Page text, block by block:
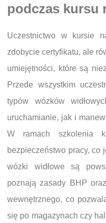
podczas kursu
Uczestnictwo w kursie
zdobycie certyfikatu, ale
umiejętności, które są
Przede wszystkim
typów wózków
uruchamianie, jak i
W ramach szkolenia
bezpieczeństwo pracy, co
wózki widłowe są
poznają zasady BHP
wewnętrznego, co
się po magazynach czy